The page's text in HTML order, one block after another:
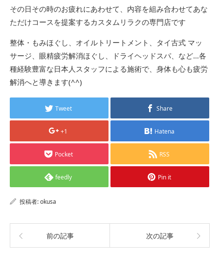
その日その時のお疲れにあわせて、内容を組み合わせてあな
ただけコースを提案するカスタムリラクの専門店です
整体・もみほぐし、オイルトリートメント、タイ古式 マッ
サージ、眼精疲労解消ほぐし、ドライヘッドスパ、など…各
種経験豊富な日本人スタッフによる施術で、身体も心も疲労
解消へと導きます(^^)
Tweet Share
+1 Hatena
Pocket RSS
feedly Pin it
投稿者:okusa
前の記事 次の記事